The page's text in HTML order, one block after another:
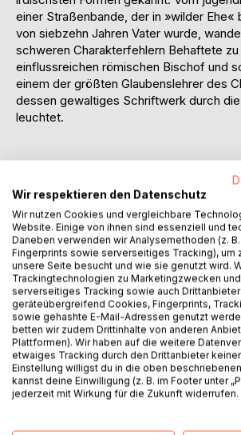
einer Straßenbande, der in »wilder Ehe«
von siebzehn Jahren Vater wurde,
schweren Charakterfehlern Behaftete zu
einflussreichen römischen Bischof und
einem der größten Glaubenslehrer des
dessen gewaltiges Schriftwerk durch
leuchtet.
Suche nach Gott nie aufzuhalten. Sein
durch alle Bahnen gezogen, über alle
alle kleinen und abwegigen Gassen.
Gott ständig eingeforderter Mensch,
Gesuchtsein von Gott machte aus ihm
Wahrheitssucher. Wahrheit aber ist für
und überall Gegenstand der Liebe. Für
etwas, das unser Herz wärmt: Milde,
und Sättigung.
Diese vom Theologen und Philosophen
handverlesenen, thematisch geordneten
eingeleiteten Textjuwelen machen die
»Sankt Augustins« in ihrer ganzen
Wir respektieren den Datenschutz
Wir nutzen Cookies und vergleichbare
Website. Einige von ihnen sind essenziell und
Daneben verwenden wir Analysemethoden (z.
Fingerprints sowie serverseitiges Tracking), um
unsere Seite besucht und wie sie genutzt wird.
Trackingtechnologien zu Marketingzwecken
serverseitiges Tracking sowie auch
geräteübergreifend Cookies, Fingerprints,
sowie gehashte E-Mail-Adressen genutzt
betten wir zudem Drittinhalte von anderen
Plattformen). Wir haben auf die weitere
etwaiges Tracking durch den Drittanbieter
Einstellung willigst du in die oben
kannst deine Einwilligung (z. B. im Footer unter
jederzeit mit Wirkung für die Zukunft widerrufen.